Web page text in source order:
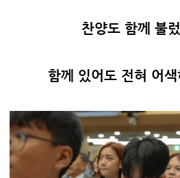
찬양도 함께 불
함께 있어도 전혀 어